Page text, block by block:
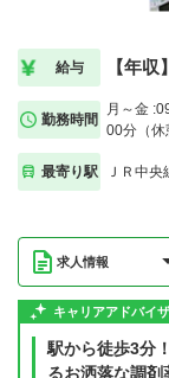
給与 【年
勤務時間
月～金
00分（休
最寄り駅 ＪＲ中
求人情報
キャリアアドバイ
駅から徒歩3分
るお洒落な調剤